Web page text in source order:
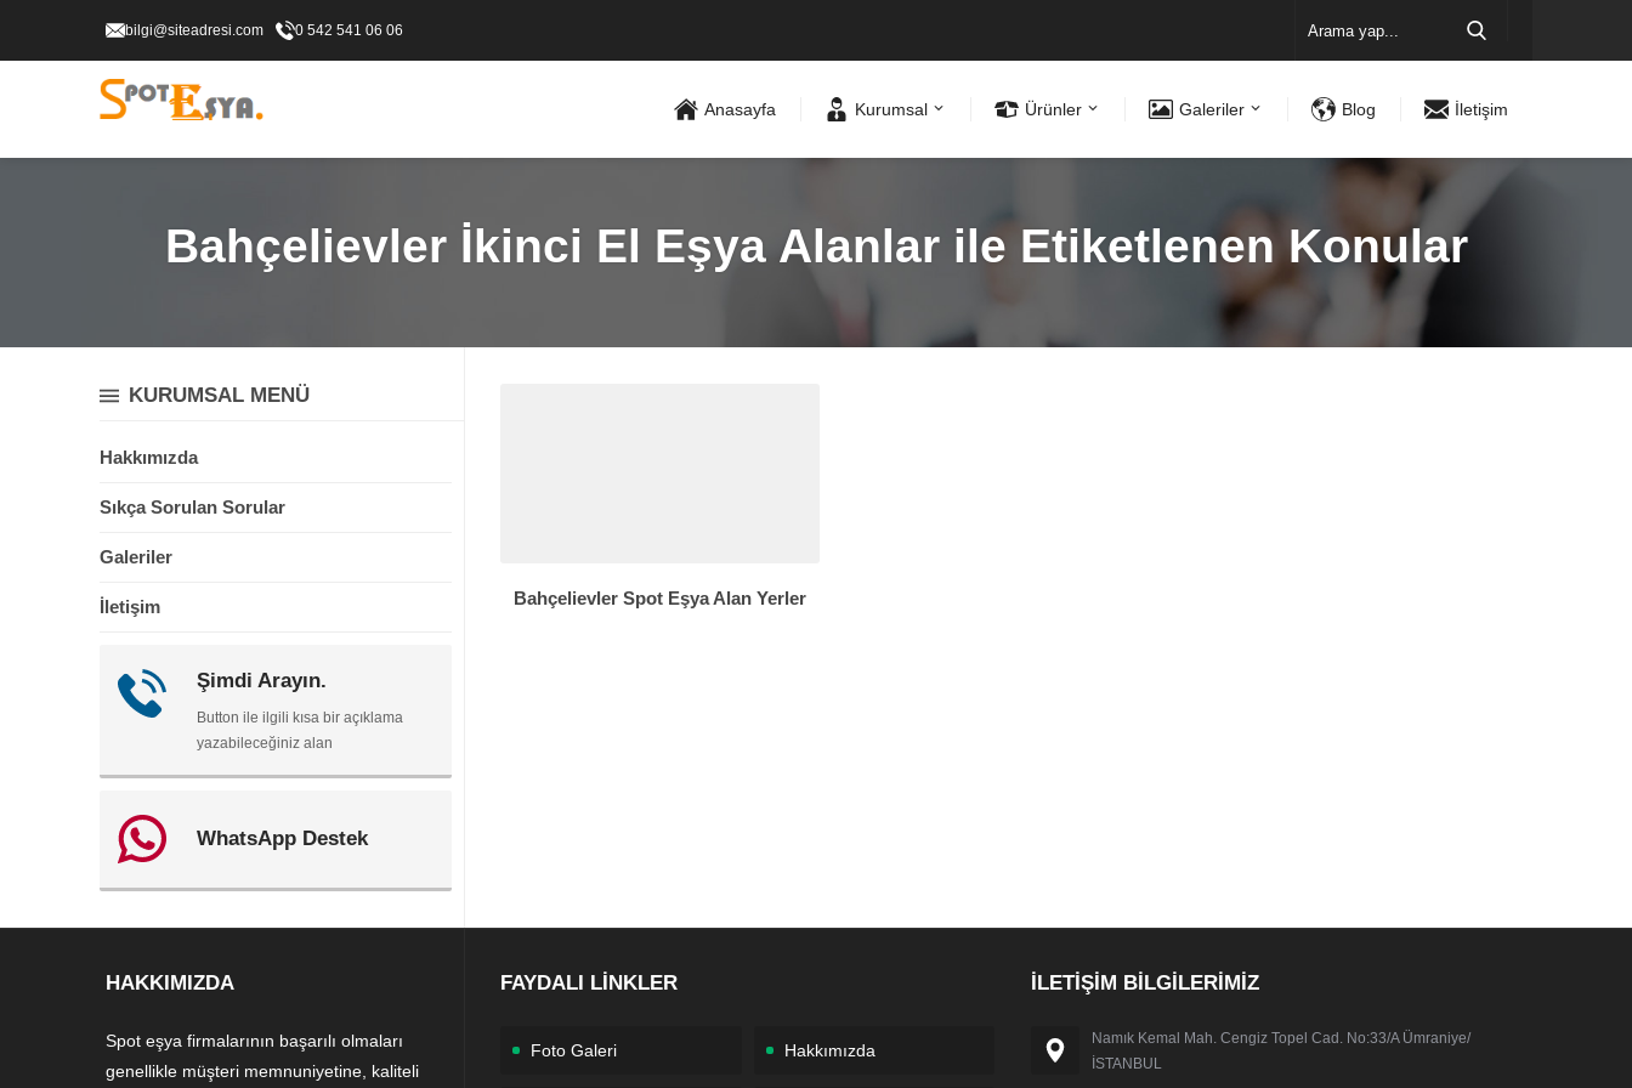
bilgi@siteadresi.com 0 542 541 06 06
Anasayfa Kurumsal Ürünler Galeriler Blog İletişim
Bahçelievler İkinci El Eşya Alanlar ile Etiketlenen Konular
Bahçelievler Spot Eşya Alan Yerler
KURUMSAL MENÜ
Hakkımızda
Sıkça Sorulan Sorular
Galeriler
İletişim
Şimdi Arayın.
Button ile ilgili kısa bir açıklama
yazabileceğiniz alan
WhatsApp Destek
HAKKIMIZDA
Spot eşya firmalarının başarılı olmaları
genellikle müşteri memnuniyetine, kaliteli
FAYDALI LİNKLER
Foto Galeri Hakkımızda
İLETİŞİM BİLGİLERİMİZ
Namık Kemal Mah. Cengiz Topel Cad. No:33/A Ümraniye/
İSTANBUL